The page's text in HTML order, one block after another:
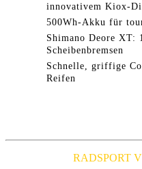
innovativem Kiox-
500Wh-Akku für
Shimano Deore XT:
Scheibenbremsen
Schnelle, griffige
Reifen
RADSPORT